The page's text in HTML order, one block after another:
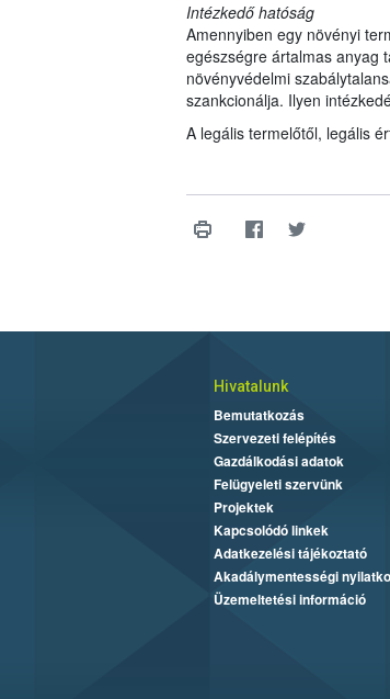
Intézkedő hatóság
Amennyiben egy növényi
egészségre ártalmas anyag
növényvédelmi
szankcionálja. Ilyen
A legális termelőtől, legális
Hivatalunk
Bemutatkozás
Szervezeti felépítés
Gazdálkodási adatok
Felügyeleti szervünk
Projektek
Kapcsolódó linkek
Adatkezelési tájékoztató
Akadálymentességi
Üzemeltetési információ